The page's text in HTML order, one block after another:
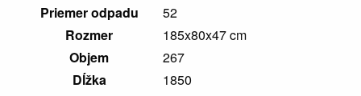
Priemer odpadu
52
Rozmer
185x80x47 cm
Objem
267
Dĺžka
1850